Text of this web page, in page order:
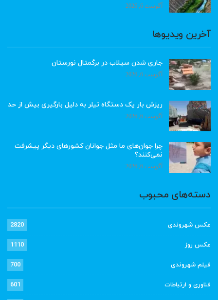
آگوست 6, 2026
آخرین ویدیوها
جاری شدن سیلاب در برگمتال نورستان
آگوست 6, 2026
ریزش بار یک دستگاه تیلر به دلیل بارگیری بیش از حد
آگوست 6, 2026
چرا جوان‌های ما مثل جوانان کشورهای دیگر پیشرفت
نمی‌کنند؟
آگوست 6, 2026
دسته‌های محبوب
عکس شهروندی 2820
عکس روز 1110
فیلم شهروندی 700
فناوری و ارتباطات 601